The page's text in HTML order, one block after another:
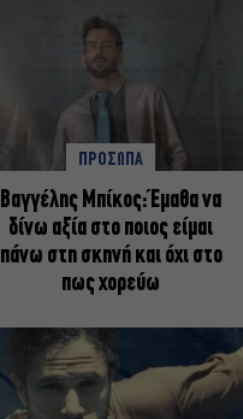
ΠΡΟΣΩΠΑ
Βαγγέλης Μπίκος: Έμαθα να
δίνω αξία στο ποιος είμαι
πάνω στη σκηνή και όχι στο
πως χορεύω